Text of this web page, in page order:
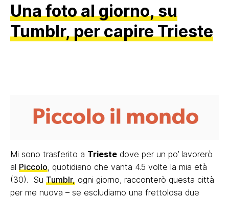
Una foto al giorno, su
Tumblr, per capire Trieste
Mi sono trasferito a Trieste dove per un po’ lavorerò
al Piccolo, quotidiano che vanta 4.5 volte la mia età
(30). Su Tumblr, ogni giorno, racconterò questa città
per me nuova – se escludiamo una frettolosa due